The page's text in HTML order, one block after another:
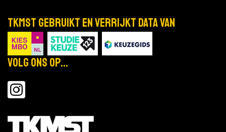
TKMST gebruikt en verrijkt data van
Volg ons op...